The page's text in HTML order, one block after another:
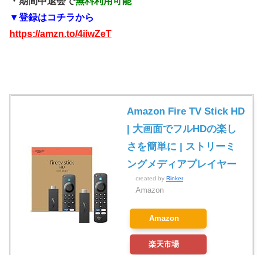
▼登録はコチラから
https://amzn.to/4iiwZeT
Amazon Fire TV Stick HD
| 大画面でフルHDの楽し
さを簡単に | ストリーミ
ングメディアプレイヤー
created by Rinker
Amazon
Amazon
楽天市場